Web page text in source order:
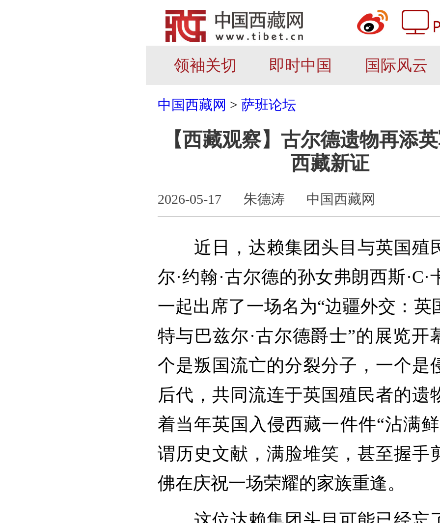
领袖关切 即时中国 国际风云
中国西藏网 > 萨班论坛
【西藏观察】古尔德遗物再添
西藏新证
2026-05-17 朱德涛 中国西藏网
近日，达赖集团头目与英国殖
尔·约翰·古尔德的孙女弗朗西斯·C·
一起出席了一场名为“边疆外交：英
特与巴兹尔·古尔德爵士”的展览开
个是叛国流亡的分裂分子，一个是
后代，共同流连于英国殖民者的遗
着当年英国入侵西藏一件件“沾满
谓历史文献，满脸堆笑，甚至握手
佛在庆祝一场荣耀的家族重逢。